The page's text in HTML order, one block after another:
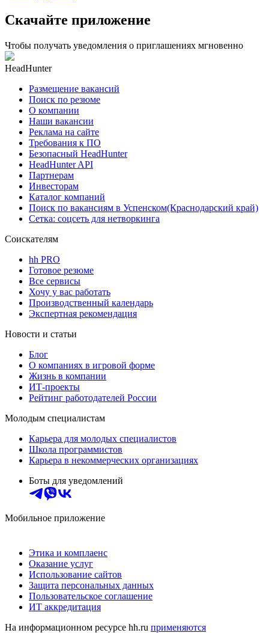
Скачайте приложение
Чтобы получать уведомления о приглашениях мгновенно
HeadHunter
Размещение вакансий
Поиск по резюме
О компании
Наши вакансии
Реклама на сайте
Требования к ПО
Безопасный HeadHunter
HeadHunter API
Партнерам
Инвесторам
Каталог компаний
Поиск по вакансиям в Успенском(Краснодарский край)
Сетка: соцсеть для нетворкинга
Соискателям
hh PRO
Готовое резюме
Все сервисы
Хочу у вас работать
Производственный календарь
Экспертная рекомендация
Новости и статьи
Блог
О компаниях в игровой форме
Жизнь в компании
ИТ-проекты
Рейтинг работодателей России
Молодым специалистам
Карьера для молодых специалистов
Школа программистов
Карьера в некоммерческих организациях
Боты для уведомлений
Мобильное приложение
Этика и комплаенс
Оказание услуг
Использование сайтов
Защита персональных данных
Пользовательское соглашение
ИТ аккредитация
На информационном ресурсе hh.ru применяются